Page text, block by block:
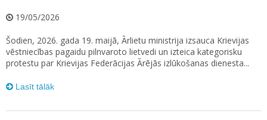
19/05/2026
Šodien, 2026. gada 19. maijā, Ārlietu ministrija izsauca Krievijas
vēstniecības pagaidu pilnvaroto lietvedi un izteica kategorisku
protestu par Krievijas Federācijas Ārējās izlūkošanas dienesta...
Lasīt tālāk